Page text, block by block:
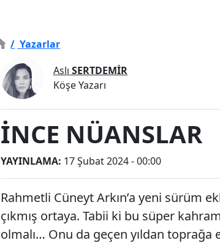
/ Yazarlar
Aslı SERTDEMİR
Köşe Yazarı
İNCE NÜANSLAR
YAYINLAMA: 17 Şubat 2024 - 00:00
Rahmetli Cüneyt Arkın’a yeni sürüm
çıkmış ortaya. Tabii ki bu süper
olmalı… Onu da geçen yıldan toprağa